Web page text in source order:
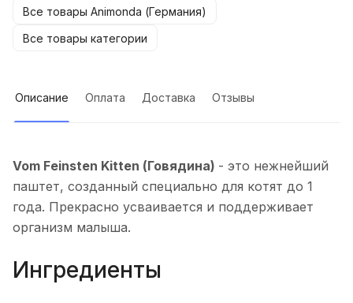
Все товары Animonda (Германия)
Все товары категории
Описание Оплата Доставка Отзывы
Vom Feinsten Kitten (Говядина) - это нежнейший
паштет, созданный специально для котят до 1
года. Прекрасно усваивается и поддерживает
организм малыша.
Ингредиенты